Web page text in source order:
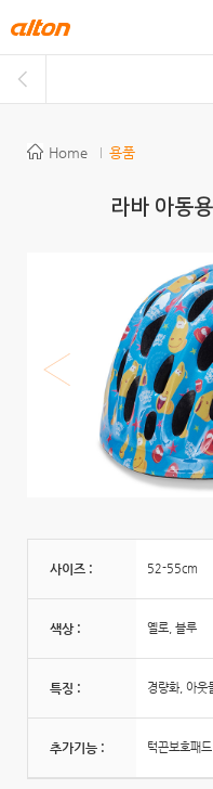
Home 용품
라바 아동
사이즈 : 52-55cm
색상 : 옐로, 블루
특징 : 경량화, 아웃
추가기능 : 턱끈보호패드